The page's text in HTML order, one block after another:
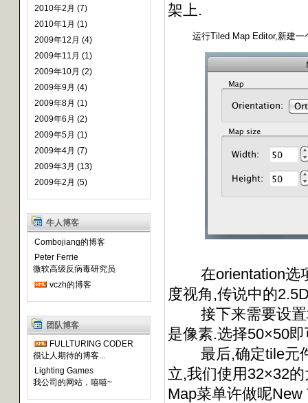
2010年2月 (7)
2010年1月 (1)
2009年12月 (4)
2009年11月 (1)
2009年10月 (2)
2009年9月 (4)
2009年8月 (1)
2009年6月 (2)
2009年5月 (1)
2009年4月 (7)
2009年3月 (13)
2009年2月 (5)
牛人博客
Combojiang的博客
Peter Ferrie
微软高级反病毒研究员
vczh的博客
团队博客
FULLTURING CODER
很让人期待的博客...
Lighting Games
我公司的网站，嘻嘻~
架上.
运行Tiled Map Editor,新建一
在orientation选项
度视角,传说中的
接下来需要设置
是像素.选择50×50即
最后,确定tile元件
立,我们使用32×32
Map菜单许做呢